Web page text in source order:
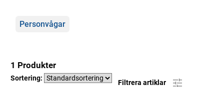
Kategorier
Personvågar
1 Produkter
Sortering:
Filtrera artiklar